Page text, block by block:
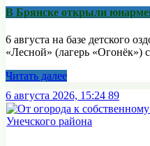
В Брянске открыли
6 августа на базе детского
«Лесной» (лагерь «Огонёк»)
Читать далее
6 августа 2026, 15:24 89